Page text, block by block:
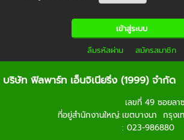
ลืมรหัสผ่าน สมัครสมาชิก
บริษัท ฟิลพาร์ท เอ็นจิเนียริ่ง (1999) จำกัด
ที่อยู่สำนักงานใหญ่:
เลขที่ 49 ซอยลา
เขตบางนา กรุง
: 023-986880